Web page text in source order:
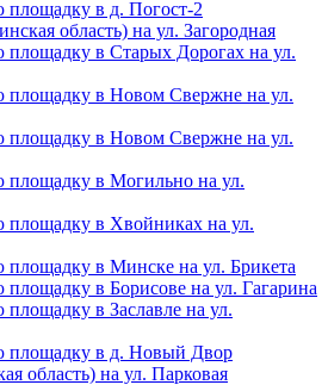
площадку в д. Погост-2
область) на ул. Загородная
площадку в Старых Дорогах на ул.
площадку в Новом Свержне на ул.
площадку в Новом Свержне на ул.
площадку в Могильно на ул.
площадку в Хвойниках на ул.
площадку в Минске на ул. Брикета
в Борисове на ул. Гагарина
в Заславле на ул.
площадку в д. Новый Двор
область) на ул. Парковая